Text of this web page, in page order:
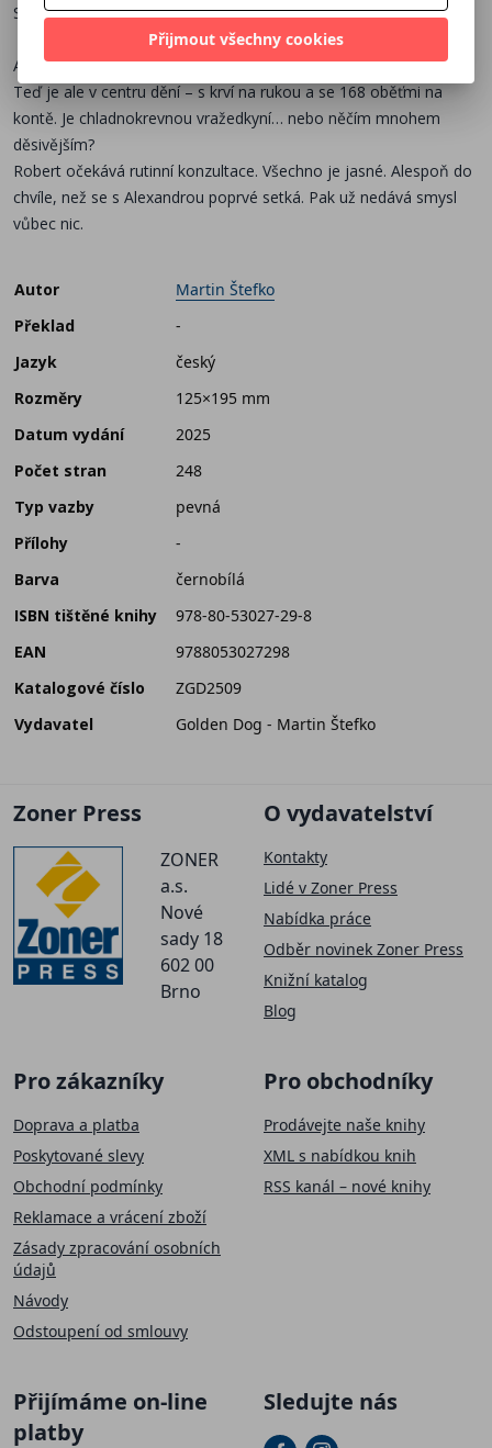
Stačí jen poslouchat.
Alexandra je obyčejná žena, která nikdy netoužila po pozornosti.
Teď je ale v centru dění – s krví na rukou a se 168 oběťmi na
kontě. Je chladnokrevnou vražedkyní… nebo něčím mnohem
děsivějším?
Robert očekává rutinní konzultace. Všechno je jasné. Alespoň do
chvíle, než se s Alexandrou poprvé setká. Pak už nedává smysl
vůbec nic.
Autor
Martin Štefko
Překlad
-
Jazyk
český
Rozměry
125×195 mm
Datum vydání
2025
Počet stran
248
Typ vazby
pevná
Přílohy
-
Barva
černobílá
ISBN tištěné knihy
978-80-53027-29-8
EAN
9788053027298
Katalogové číslo
ZGD2509
Vydavatel
Golden Dog - Martin Štefko
Zoner Press
ZONER
a.s.
Nové
sady 18
602 00
Brno
O vydavatelství
Kontakty
Lidé v Zoner Press
Nabídka práce
Odběr novinek Zoner Press
Knižní katalog
Blog
Pro zákazníky
Doprava a platba
Poskytované slevy
Obchodní podmínky
Reklamace a vrácení zboží
Zásady zpracování osobních
údajů
Návody
Odstoupení od smlouvy
Pro obchodníky
Prodávejte naše knihy
XML s nabídkou knih
RSS kanál – nové knihy
Přijímáme on-line
platby
Sledujte nás
Přijmout všechny cookies